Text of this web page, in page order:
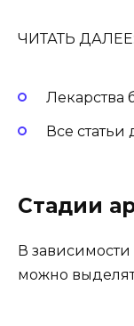
ЧИТАТЬ ДАЛЕЕ:
Лекарства
Все
Стадии
В
можно